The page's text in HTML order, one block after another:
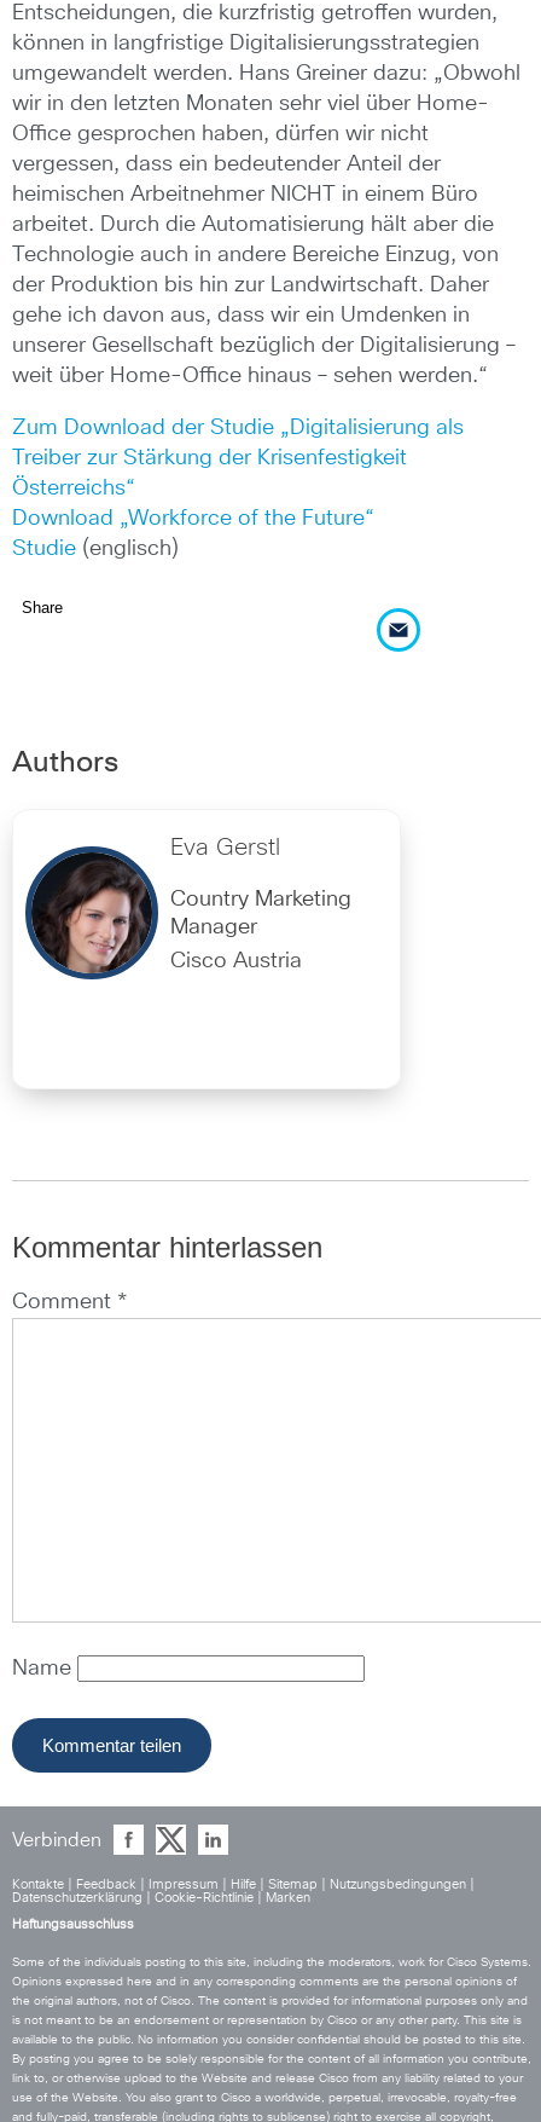
Entscheidungen, die kurzfristig getroffen wurden,
können in langfristige Digitalisierungsstrategien
umgewandelt werden. Hans Greiner dazu: „Obwohl
wir in den letzten Monaten sehr viel über Home-
Office gesprochen haben, dürfen wir nicht
vergessen, dass ein bedeutender Anteil der
heimischen Arbeitnehmer NICHT in einem Büro
arbeitet. Durch die Automatisierung hält aber die
Technologie auch in andere Bereiche Einzug, von
der Produktion bis hin zur Landwirtschaft. Daher
gehe ich davon aus, dass wir ein Umdenken in
unserer Gesellschaft bezüglich der Digitalisierung –
weit über Home-Office hinaus – sehen werden.“
Zum Download der Studie „Digitalisierung als
Treiber zur Stärkung der Krisenfestigkeit
Österreichs“
Download „Workforce of the Future“
Studie (englisch)
Share
Authors
Eva Gerstl
Country Marketing
Manager
Cisco Austria
Kommentar hinterlassen
Comment *
Name
Verbinden
Kontakte Feedback Impressum Hilfe Sitemap Nutzungsbedingungen
Datenschutzerklärung
Cookie-Richtlinie
Marken
Haftungsausschluss
Some of the individuals posting to this site, including the moderators, work for Cisco Systems.
Opinions expressed here and in any corresponding comments are the personal opinions of
the original authors, not of Cisco. The content is provided for informational purposes only and
is not meant to be an endorsement or representation by Cisco or any other party. This site is
available to the public. No information you consider confidential should be posted to this site.
By posting you agree to be solely responsible for the content of all information you contribute,
link to, or otherwise upload to the Website and release Cisco from any liability related to your
use of the Website. You also grant to Cisco a worldwide, perpetual, irrevocable, royalty-free
and fully-paid, transferable (including rights to sublicense) right to exercise all copyright,